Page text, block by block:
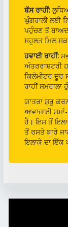
ਬੱਸ ਰਾਹੀਂ:
ਘੁੰਗਰਾਲੀ ਲਈ
ਪਹੁੰਚਣ ਤੋਂ
ਸਹੂਲਤ ਮਿਲ
ਹਵਾਈ ਰਾਹੀਂ:
ਅੰਤਰਰਾਸ਼ਟਰੀ
ਕਿਲੋਮੀਟਰ ਦੂਰ
ਰਾਹੀਂ
ਯਾਤਰਾ ਸ਼ੁਰੂ
ਆਵਾਜਾਈ ਸਮਾਂ-
ਹੈ। ਇਸ ਤੋਂ
ਤੋਂ ਰਸਤੇ ਬਾਰੇ
ਇਲਾਕੇ ਦਾ ਇੱਕ